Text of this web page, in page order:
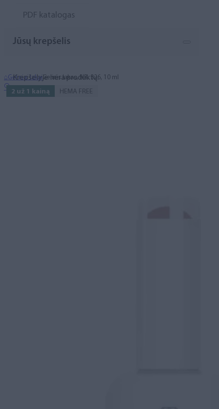
PDF katalogas
Jūsų krepšelis
Krepšelyje nėra produktų.
⌂Geliniai lakai Gelinis lakas, NR. 326, 10 ml
2 už 1 kainą HEMA FREE
🔍